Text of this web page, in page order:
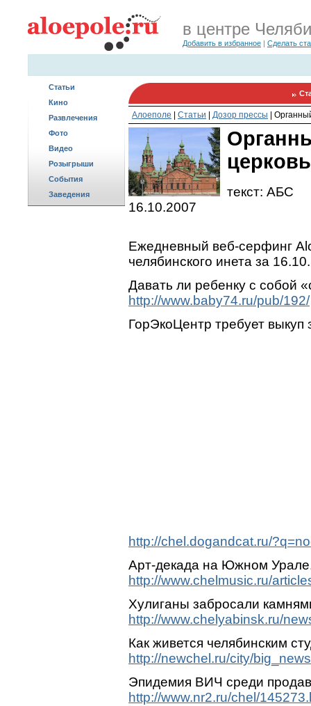
в центре
Добавить в избранное | Сделать
Статьи
Кино
Развлечения
Фото
Видео
Розыгрыши
События
Заведения
Алоеполе Статьи Дозор прессы
текст: АБС
16.10.2007
Ежедневный веб-серфинг
челябинского инета за
Давать ли ребенку с собой
http://www.baby74.ru/pub/192/
ГорЭкоЦентр требует
http://chel.dogandcat.ru/
Арт-декада на Южном
http://www.chelmusic.ru/
Хулиганы забросали
http://www.chelyabinsk.ru/
Как живется челябинским
http://newchel.ru/city/
Эпидемия ВИЧ среди
http://www.nr2.ru/chel/